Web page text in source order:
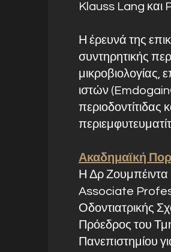
Klauss Lang και
Η έρευνά της
συντηρητικής
μικροβιολογίας,
ιστών
περιοδοντίτιδας
Ακαδημαϊκή
Η Δρ Ζουμπέιντα
Associate
Οδοντιατρικής
Πρόεδρος του
Πανεπιστημίου